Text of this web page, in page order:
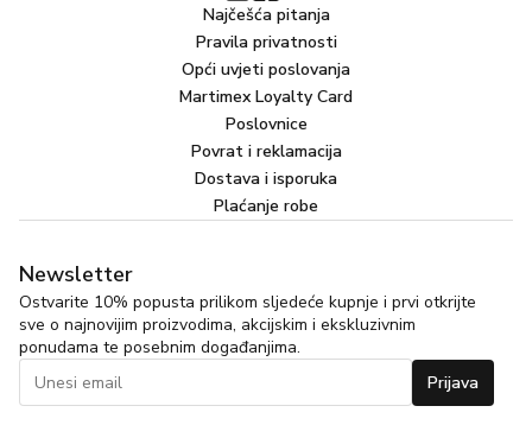
Najčešća pitanja
Pravila privatnosti
Opći uvjeti poslovanja
Martimex Loyalty Card
Poslovnice
Povrat i reklamacija
Dostava i isporuka
Plaćanje robe
Newsletter
Ostvarite 10% popusta prilikom sljedeće kupnje i prvi otkrijte
sve o najnovijim proizvodima, akcijskim i ekskluzivnim
ponudama te posebnim događanjima.
Prijava